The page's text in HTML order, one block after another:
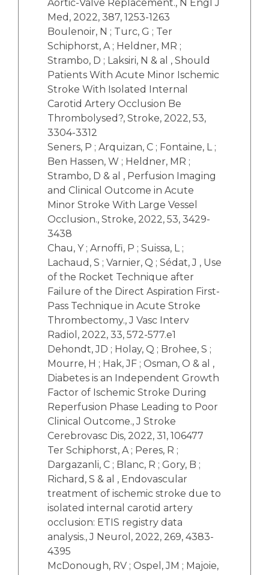
Aortic-Valve Replacement., N Engl J
Med, 2022, 387, 1253-1263
Boulenoir, N ; Turc, G ; Ter
Schiphorst, A ; Heldner, MR ;
Strambo, D ; Laksiri, N & al , Should
Patients With Acute Minor Ischemic
Stroke With Isolated Internal
Carotid Artery Occlusion Be
Thrombolysed?, Stroke, 2022, 53,
3304-3312
Seners, P ; Arquizan, C ; Fontaine, L ;
Ben Hassen, W ; Heldner, MR ;
Strambo, D & al , Perfusion Imaging
and Clinical Outcome in Acute
Minor Stroke With Large Vessel
Occlusion., Stroke, 2022, 53, 3429-
3438
Chau, Y ; Arnoffi, P ; Suissa, L ;
Lachaud, S ; Varnier, Q ; Sédat, J , Use
of the Rocket Technique after
Failure of the Direct Aspiration First-
Pass Technique in Acute Stroke
Thrombectomy., J Vasc Interv
Radiol, 2022, 33, 572-577.e1
Dehondt, JD ; Holay, Q ; Brohee, S ;
Mourre, H ; Hak, JF ; Osman, O & al ,
Diabetes is an Independent Growth
Factor of Ischemic Stroke During
Reperfusion Phase Leading to Poor
Clinical Outcome., J Stroke
Cerebrovasc Dis, 2022, 31, 106477
Ter Schiphorst, A ; Peres, R ;
Dargazanli, C ; Blanc, R ; Gory, B ;
Richard, S & al , Endovascular
treatment of ischemic stroke due to
isolated internal carotid artery
occlusion: ETIS registry data
analysis., J Neurol, 2022, 269, 4383-
4395
McDonough, RV ; Ospel, JM ; Majoie,